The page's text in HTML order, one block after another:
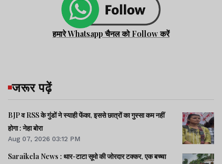
हमारे Whatsapp चैनल को Follow करें
जरूर पढ़ें
BJP व RSS के गुंडों ने स्याही फेंका, इससे छात्रों का गुस्सा कम नहीं
होगा : नेहा बोरा
Aug 07, 2026 03:12 PM
Saraikela News : थार-टाटा सूमो की जोरदार टक्कर, एक बच्चा